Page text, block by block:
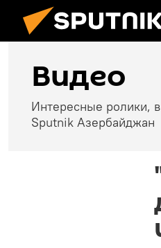
Видео
Интересные ролики,
Sputnik Азербайджан